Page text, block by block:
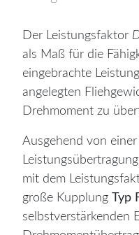
Der Leistungsfaktor
als Maß für die
eingebrachte
angelegten
Drehmoment zu
Ausgehend von
mit dem
große Kupplung Typ
selbstverstärkenden